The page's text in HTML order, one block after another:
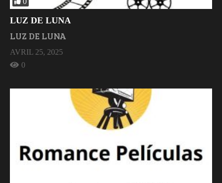
LUZ DE LUNA
LUZ DE LUNA
AVRIL 25, 2025
0